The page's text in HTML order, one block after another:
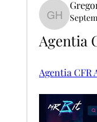
Gregory
Agentia
Agentia CFR